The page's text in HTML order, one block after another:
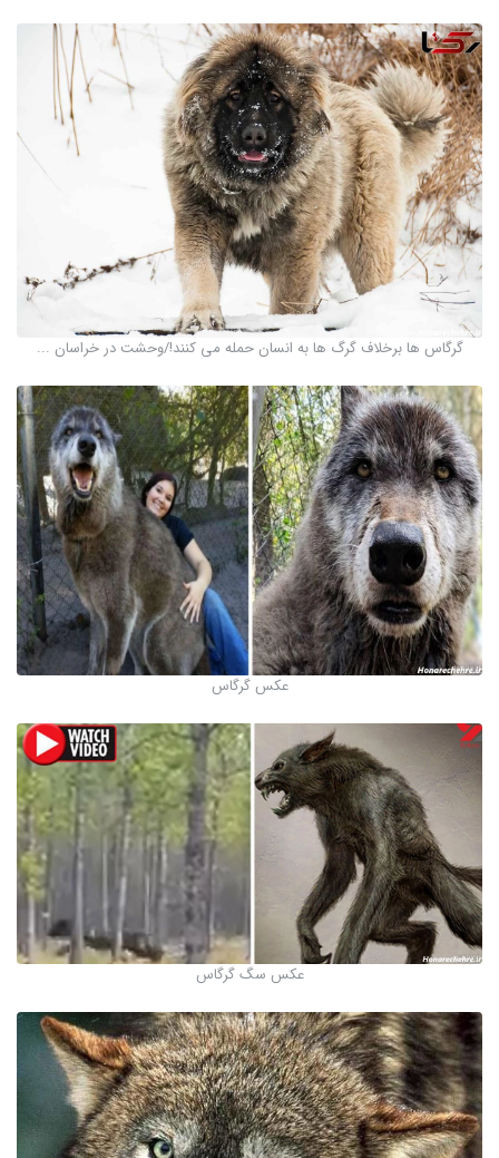
گرگاس ها برخلاف گرگ ها به انسان حمله می کنند!/وحشت در خراسان ...
عکس گرگاس
عکس سگ گرگاس